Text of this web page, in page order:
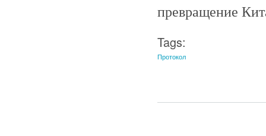
превращение
Tags:
Протокол